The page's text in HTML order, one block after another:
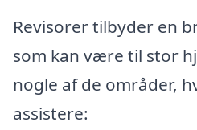
Revisorer tilbyder en
som kan være til stor
nogle af de områder,
assistere: